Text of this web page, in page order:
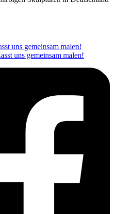
uns gemeinsam malen!
uns gemeinsam malen!